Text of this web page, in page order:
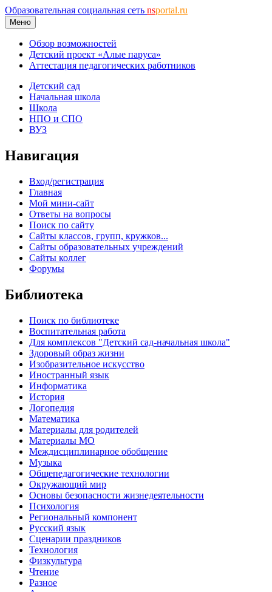
Образовательная социальная сеть nsportal.ru
Меню
Обзор возможностей
Детский проект «Алые паруса»
Аттестация педагогических работников
Детский сад
Начальная школа
Школа
НПО и СПО
ВУЗ
Навигация
Вход/регистрация
Главная
Мой мини-сайт
Ответы на вопросы
Поиск по сайту
Сайты классов, групп, кружков...
Сайты образовательных учреждений
Сайты коллег
Форумы
Библиотека
Поиск по библиотеке
Воспитательная работа
Для комплексов "Детский сад-начальная школа"
Здоровый образ жизни
Изобразительное искусство
Иностранный язык
Информатика
История
Логопедия
Математика
Материалы для родителей
Материалы МО
Междисциплинарное обобщение
Музыка
Общепедагогические технологии
Окружающий мир
Основы безопасности жизнедеятельности
Психология
Региональный компонент
Русский язык
Сценарии праздников
Технология
Физкультура
Чтение
Разное